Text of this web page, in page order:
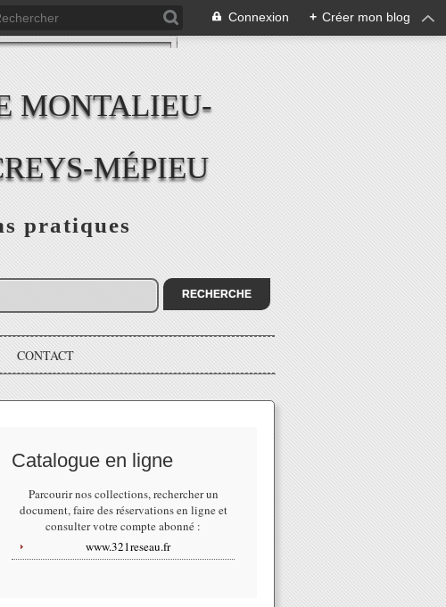
Connexion + Créer mon blog
MONTALIEU-
MÉPIEU
pratiques
CONTACT
Catalogue en ligne
Parcourir nos collections,rechercher un
document, faire des réservations en ligne et
consulter votre compte abonné :
www.321reseau.fr